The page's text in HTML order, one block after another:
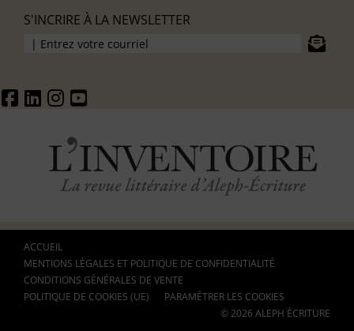
S'INCRIRE À LA NEWSLETTER
ACCUEIL
MENTIONS LÉGALES ET POLITIQUE DE CONFIDENTIALITÉ
CONDITIONS GÉNÉRALES DE VENTE
POLITIQUE DE COOKIES (UE)
PARAMÉTRER LES COOKIES
© 2026 ALEPH ÉCRITURE